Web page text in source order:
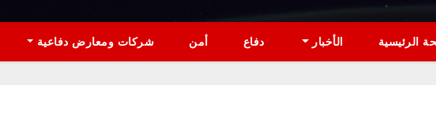
الرئيسية الأخبار دفاع أمن شركات ومعارض دفاعية